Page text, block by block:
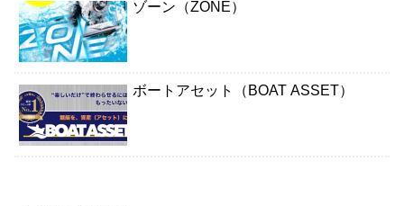
ゾーン（ZONE）
ボートアセット（BOAT ASSET）